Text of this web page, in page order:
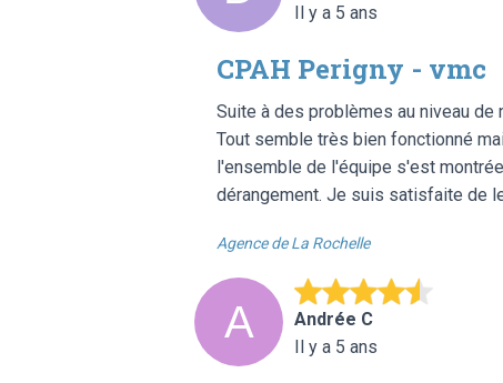
Il y a 5 ans
CPAH Perigny - vmc
Suite à des problèmes au niveau
Tout semble très bien fonctionné
l'ensemble de l'équipe s'est
dérangement. Je suis satisfaite de
Agence de La Rochelle
Andrée C
Il y a 5 ans